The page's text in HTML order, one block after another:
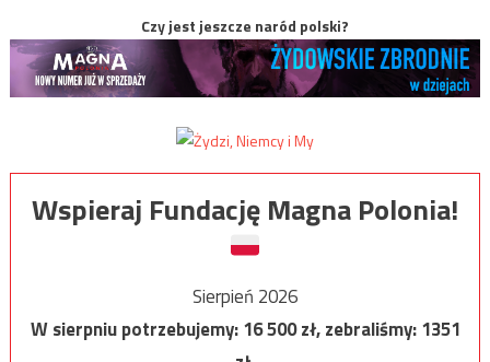
Czy jest jeszcze naród polski?
Wspieraj Fundację Magna Polonia!
Sierpień 2026
W sierpniu potrzebujemy:16 500zł, zebraliśmy:1351